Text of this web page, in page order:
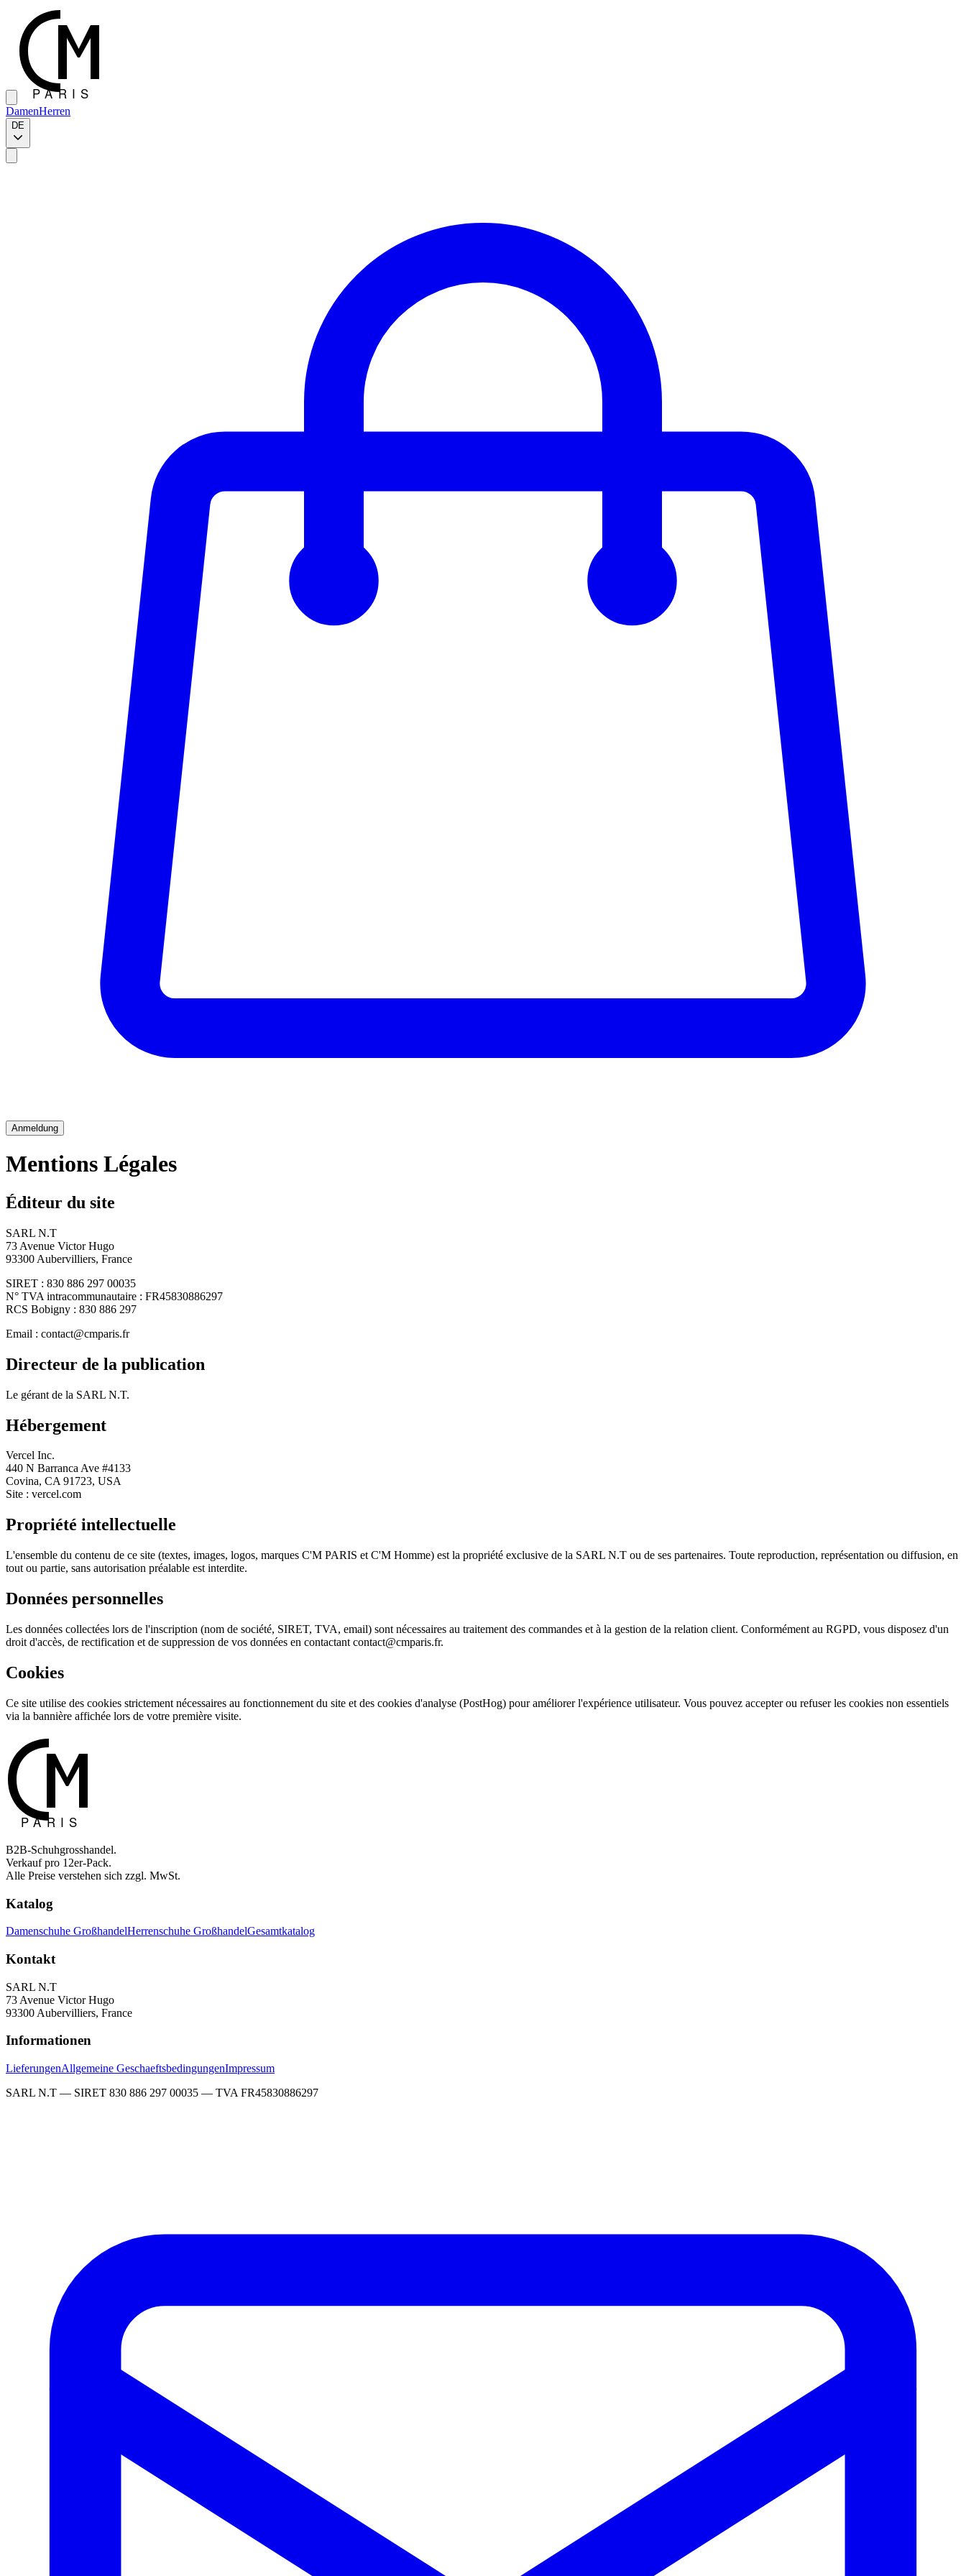
DamenHerren
DE
Anmeldung
Mentions Légales
Éditeur du site
SARL N.T
73 Avenue Victor Hugo
93300 Aubervilliers, France
SIRET : 830 886 297 00035
N° TVA intracommunautaire : FR45830886297
RCS Bobigny : 830 886 297
Email : contact@cmparis.fr
Directeur de la publication
Le gérant de la SARL N.T.
Hébergement
Vercel Inc.
440 N Barranca Ave #4133
Covina, CA 91723, USA
Site : vercel.com
Propriété intellectuelle
L'ensemble du contenu de ce site (textes, images, logos, marques C'M PARIS et C'M Homme) est la propriété exclusive de la SARL N.T ou de ses partenaires. Toute reproduction, représentation ou diffusion, en
tout ou partie, sans autorisation préalable est interdite.
Données personnelles
Les données collectées lors de l'inscription (nom de société, SIRET, TVA, email) sont nécessaires au traitement des commandes et à la gestion de la relation client. Conformément au RGPD, vous disposez d'un
droit d'accès, de rectification et de suppression de vos données en contactant contact@cmparis.fr.
Cookies
Ce site utilise des cookies strictement nécessaires au fonctionnement du site et des cookies d'analyse (PostHog) pour améliorer l'expérience utilisateur. Vous pouvez accepter ou refuser les cookies non essentiels
via la bannière affichée lors de votre première visite.
B2B-Schuhgrosshandel.
Verkauf pro 12er-Pack.
Alle Preise verstehen sich zzgl. MwSt.
Katalog
Damenschuhe GroßhandelHerrenschuhe GroßhandelGesamtkatalog
Kontakt
SARL N.T
73 Avenue Victor Hugo
93300 Aubervilliers, France
Informationen
LieferungenAllgemeine GeschaeftsbedingungenImpressum
SARL N.T — SIRET 830 886 297 00035 — TVA FR45830886297